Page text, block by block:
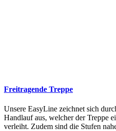
Freitragende Treppe
Unsere EasyLine zeichnet sich
Handlauf aus, welcher der Treppe
verleiht. Zudem sind die Stufen